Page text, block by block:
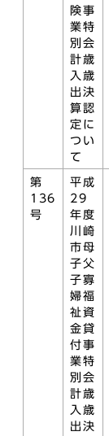
険事
業特
別会
計歳
入歳
出決
算認
定に
つい
て
第
136
号
平成
29
年度
川崎
市母
子父
子寡
婦福
祉資
金貸
付事
業特
別会
計歳
入歳
出決